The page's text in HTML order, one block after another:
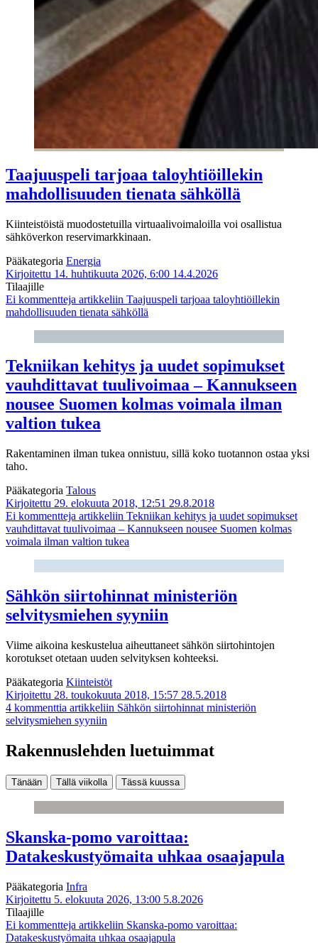
Taajuuspeli tarjoaa taloyhtiöillekin
mahdollisuuden tienata sähköllä
Kiinteistöistä muodostetuilla virtuaalivoimaloilla voi osallistua
sähköverkon reservimarkkinaan.
Pääkategoria Energia
Kirjoitettu 14. huhtikuuta 2026, 6:00 14.4.2026
Tilaajille
Ei kommentteja artikkeliin Taajuuspeli tarjoaa taloyhtiöillekin
mahdollisuuden tienata sähköllä
Tekniikan kehitys ja uudet sopimukset
vauhdittavat tuulivoimaa – Kannukseen
nousee Suomen kolmas voimala ilman
valtion tukea
Rakentaminen ilman tukea onnistuu, sillä koko tuotannon ostaa yksi
taho.
Pääkategoria Talous
Kirjoitettu 29. elokuuta 2018, 12:51 29.8.2018
Ei kommentteja artikkeliin Tekniikan kehitys ja uudet sopimukset
vauhdittavat tuulivoimaa – Kannukseen nousee Suomen kolmas
voimala ilman valtion tukea
Sähkön siirtohinnat ministeriön
selvitysmiehen syyniin
Viime aikoina keskustelua aiheuttaneet sähkön siirtohintojen
korotukset otetaan uuden selvityksen kohteeksi.
Pääkategoria Kiinteistöt
Kirjoitettu 28. toukokuuta 2018, 15:57 28.5.2018
4 kommenttia artikkeliin Sähkön siirtohinnat ministeriön
selvitysmiehen syyniin
Rakennuslehden luetuimmat
Tänään Tällä viikolla Tässä kuussa
Skanska-pomo varoittaa:
Datakeskustyömaita uhkaa osaajapula
Pääkategoria Infra
Kirjoitettu 5. elokuuta 2026, 13:00 5.8.2026
Tilaajille
Ei kommentteja artikkeliin Skanska-pomo varoittaa:
Datakeskustyömaita uhkaa osaajapula